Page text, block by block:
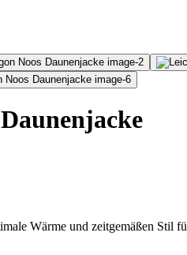
Wärme und zeitgemäßen Stil